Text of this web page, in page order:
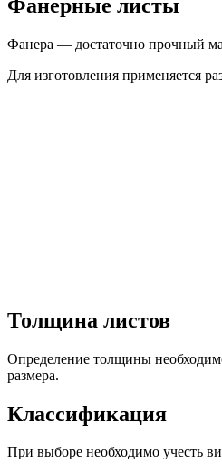
Фанерные листы
Фанера — достаточно прочный
Для изготовления применяется
Толщина листов
Определение толщины
размера.
Классификация
При выборе необходимо учесть